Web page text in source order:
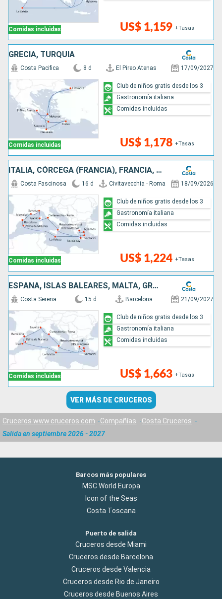
Comidas incluidas US$ 1,159 +Tasas
GRECIA, TURQUÍA
Comidas incluidas
Costa Pacifica 8 d El Pireo Atenas 17/09/2027
US$ 1,178 +Tasas
Club de niños gratis desde los 3
Gastronomía italiana
Comidas incluidas
ITALIA, CÓRCEGA (FRANCIA), FRANCIA, ESPAÑA, ISLAS BALEARES, MALTA, GRECIA
Comidas incluidas
Costa Fascinosa 16 d Civitavecchia - Roma 18/09/2026
US$ 1,224 +Tasas
Club de niños gratis desde los 3
Gastronomía italiana
Comidas incluidas
ESPAÑA, ISLAS BALEARES, MALTA, GRECIA, ITALIA
Comidas incluidas
Costa Serena 15 d Barcelona 21/09/2027
US$ 1,663 +Tasas
Club de niños gratis desde los 3
Gastronomía italiana
Comidas incluidas
VER MÁS DE CRUCEROS
Cruceros www.cruceros.com Compañías
Costa Cruceros
Salida en septiembre 2026 - 2027
Barcos más populares
MSC World Europa
Icon of the Seas
Costa Toscana
Puerto de salida
Cruceros desde Miami
Cruceros desde Barcelona
Cruceros desde Valencia
Cruceros desde Rio de Janeiro
Cruceros desde Buenos Aires